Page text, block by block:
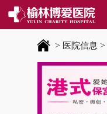
> 医院信息 >